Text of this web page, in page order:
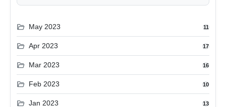
folder_open May 2023 11
folder_open Apr 2023 17
folder_open Mar 2023 16
folder_open Feb 2023 10
folder_open Jan 2023 13